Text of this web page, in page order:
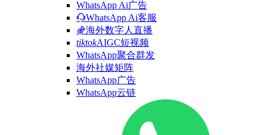
WhatsApp Ai广告
WhatsApp Ai客服
海外数字人直播
tiktokAIGC短视频
WhatsApp聚合群发
海外社媒矩阵
WhatsApp广告
WhatsApp云链